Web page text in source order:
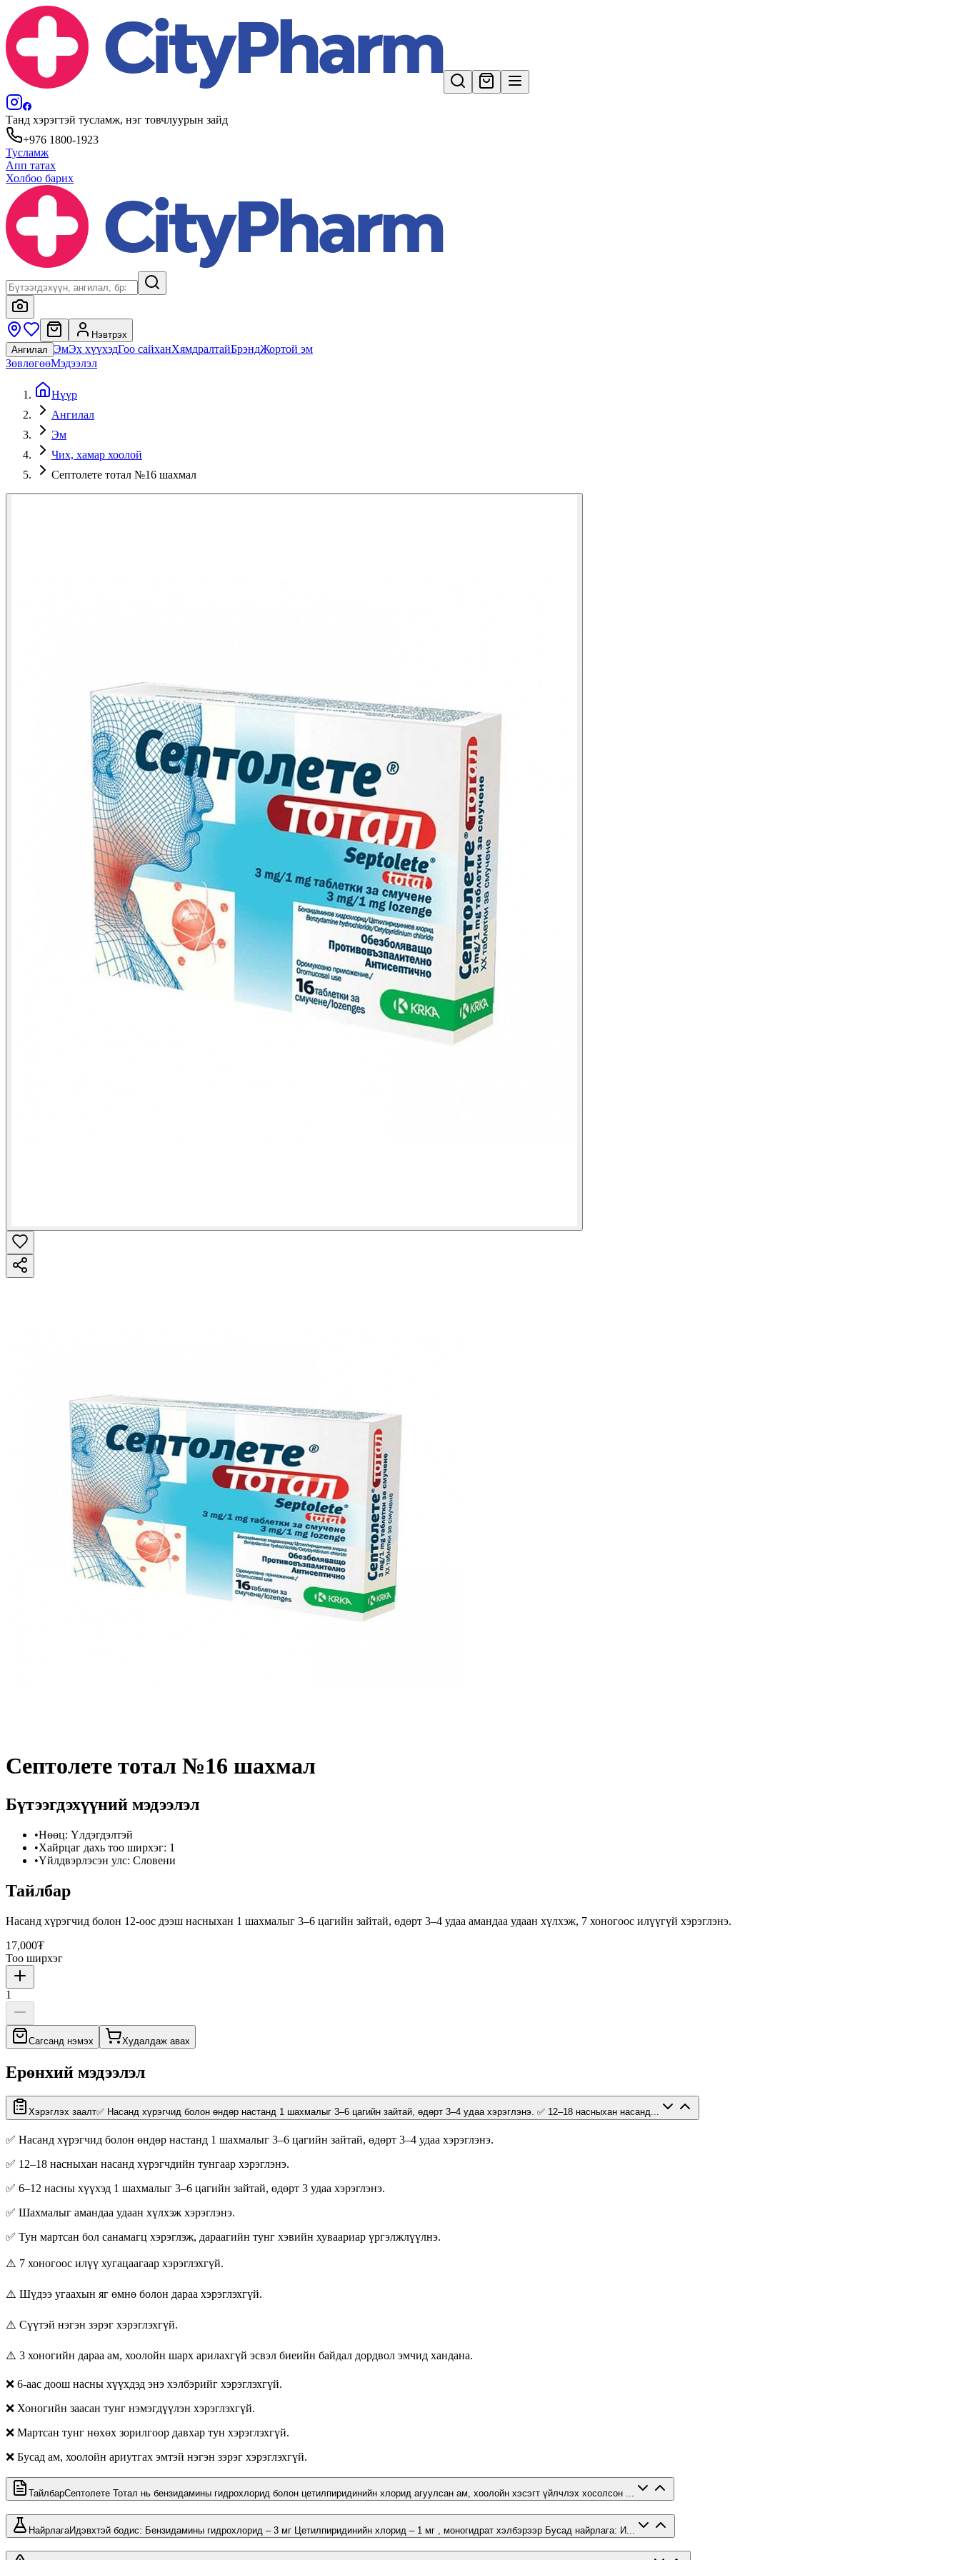
Танд хэрэгтэй тусламж, нэг товчлуурын зайд
+976 1800-1923
Тусламж
Апп татах
Холбоо барих
Нэвтрэх
Ангилал ЭмЭх хүүхэдГоо сайханХямдралтайБрэндЖортой эм
ЗөвлөгөөМэдээлэл
Нүүр
Ангилал
Эм
Чих, хамар хоолой
Септолете тотал №16 шахмал
Септолете тотал №16 шахмал
Бүтээгдэхүүний мэдээлэл
•Нөөц: Үлдэгдэлтэй
•Хайрцаг дахь тоо ширхэг: 1
•Үйлдвэрлэсэн улс: Словени
Тайлбар
Насанд хүрэгчид болон 12-оос дээш насныхан 1 шахмалыг 3–6 цагийн зайтай, өдөрт 3–4 удаа амандаа удаан хүлхэж, 7 хоногоос илүүгүй хэрэглэнэ.
17,000₮
Тоо ширхэг
1
Сагсанд нэмэх Худалдаж авах
Ерөнхий мэдээлэл
Хэрэглэх заалт✅ Насанд хүрэгчид болон өндөр настанд 1 шахмалыг 3–6 цагийн зайтай, өдөрт 3–4 удаа хэрэглэнэ. ✅ 12–18 насныхан насанд...
✅ Насанд хүрэгчид болон өндөр настанд 1 шахмалыг 3–6 цагийн зайтай, өдөрт 3–4 удаа хэрэглэнэ.
✅ 12–18 насныхан насанд хүрэгчдийн тунгаар хэрэглэнэ.
✅ 6–12 насны хүүхэд 1 шахмалыг 3–6 цагийн зайтай, өдөрт 3 удаа хэрэглэнэ.
✅ Шахмалыг амандаа удаан хүлхэж хэрэглэнэ.
✅ Тун мартсан бол санамагц хэрэглэж, дараагийн тунг хэвийн хуваариар үргэлжлүүлнэ.
⚠️ 7 хоногоос илүү хугацаагаар хэрэглэхгүй.
⚠️ Шүдээ угаахын яг өмнө болон дараа хэрэглэхгүй.
⚠️ Сүүтэй нэгэн зэрэг хэрэглэхгүй.
⚠️ 3 хоногийн дараа ам, хоолойн шарх арилахгүй эсвэл биеийн байдал дордвол эмчид хандана.
❌ 6-аас доош насны хүүхдэд энэ хэлбэрийг хэрэглэхгүй.
❌ Хоногийн заасан тунг нэмэгдүүлэн хэрэглэхгүй.
❌ Мартсан тунг нөхөх зорилгоор давхар тун хэрэглэхгүй.
❌ Бусад ам, хоолойн ариутгах эмтэй нэгэн зэрэг хэрэглэхгүй.
ТайлбарСептолете Тотал нь бензидамины гидрохлорид болон цетилпиридинийн хлорид агуулсан ам, хоолойн хэсэгт үйлчлэх хосолсон ...
НайрлагаИдэвхтэй бодис: Бензидамины гидрохлорид – 3 мг Цетилпиридинийн хлорид – 1 мг , моногидрат хэлбэрээр Бусад найрлага: И...